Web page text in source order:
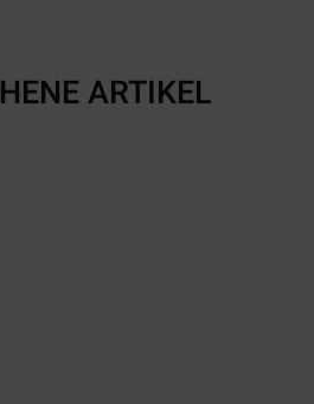
ARTIKEL